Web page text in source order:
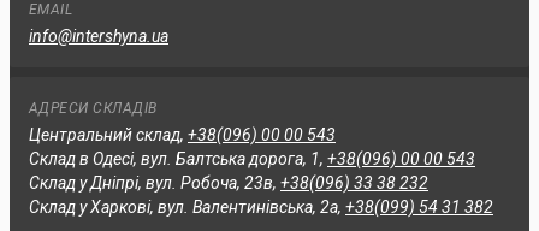
EMAIL
info@intershyna.ua
АДРЕСИ СКЛАДІВ
Центральний склад, +38(096) 00 00 543
Склад в Одесі, вул. Балтська дорога, 1, +38(096) 00 00 543
Склад у Дніпрі, вул. Робоча, 23в, +38(096) 33 38 232
Склад у Харкові, вул. Валентинівська, 2а, +38(099) 54 31 382